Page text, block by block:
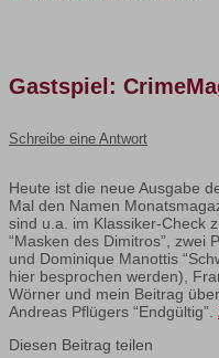
Gastspiel:
Schreibe eine Antwort
Heute ist die neue Ausgabe
Mal den Namen
sind u.a. im Klassiker-Check
“Masken des Dimitros”, zwei
und Dominique Manottis
hier besprochen werden),
Wörner und mein Beitrag
Andreas Pflügers “Endgültig”.
Diesen Beitrag teilen